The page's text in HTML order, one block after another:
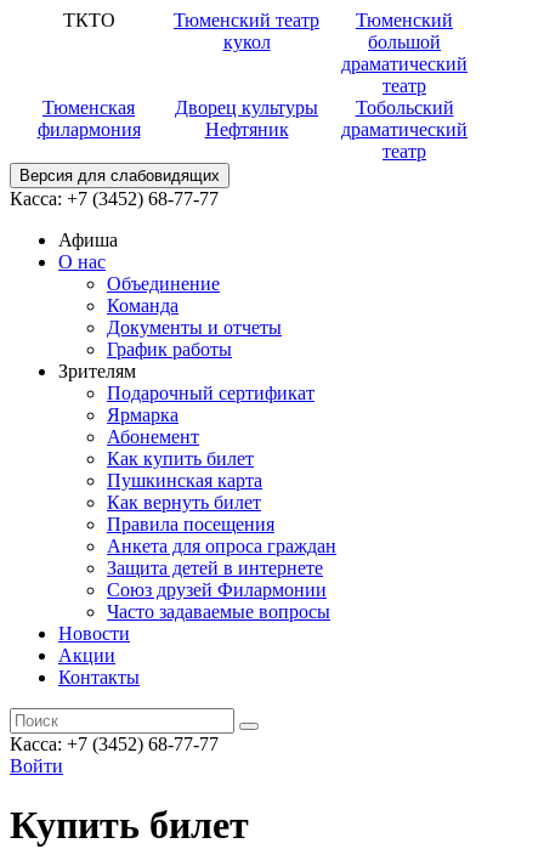
ТКТО
Тюменский театр
кукол
Тюменский
большой
драматический
театр
Тюменская
филармония
Дворец культуры
Нефтяник
Тобольский
драматический
театр
Версия для слабовидящих
Касса: +7 (3452) 68-77-77
Афиша
О нас
Объединение
Команда
Документы и отчеты
График работы
Зрителям
Подарочный сертификат
Ярмарка
Абонемент
Как купить билет
Пушкинская карта
Как вернуть билет
Правила посещения
Анкета для опроса граждан
Защита детей в интернете
Союз друзей Филармонии
Часто задаваемые вопросы
Новости
Акции
Контакты
Касса: +7 (3452) 68-77-77
Войти
Купить билет